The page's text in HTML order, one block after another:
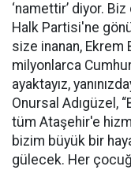
‘namettir’ diyor.
Halk Partisi'ne
size inanan, Ekrem
milyonlarca
ayaktayız,
Onursal Adıgüzel,
tüm Ataşehir'e
bizim büyük bir
gülecek. Her